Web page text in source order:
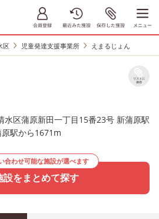
区 児童発達支援事業所 えまるじょん
リストに
保存
水区蒲原新田一丁目15番23号 新蒲原駅
駅から1671m
合わせ可能な施設が選べます
設をまとめて探す